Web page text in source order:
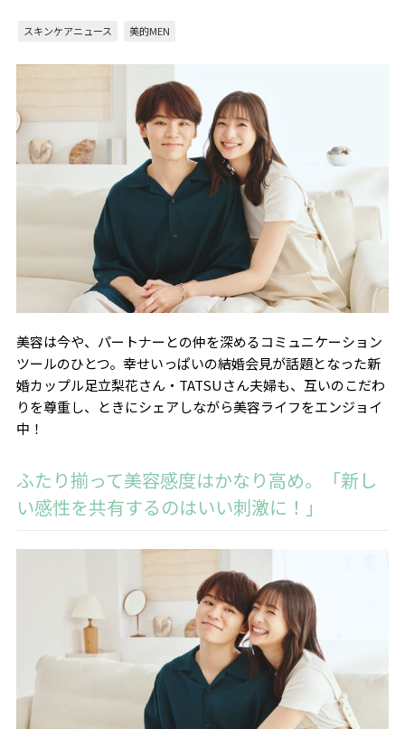
スキンケアニュース 美的MEN
美容は今や、パートナーとの仲を深めるコミュニケーション
ツールのひとつ。幸せいっぱいの結婚会見が話題となった新
婚カップル足立梨花さん・TATSUさん夫婦も、互いのこだわ
りを尊重し、ときにシェアしながら美容ライフをエンジョイ
中！
ふたり揃って美容感度はかなり高め。
「新し
い感性を共有するのはいい刺激に！」